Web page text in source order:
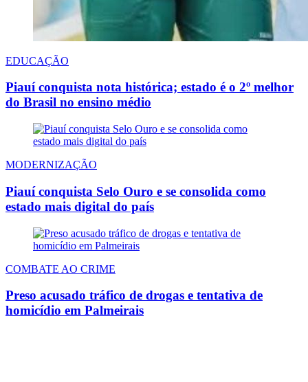
EDUCAÇÃO
Piauí conquista nota histórica; estado é o 2º melhor
do Brasil no ensino médio
MODERNIZAÇÃO
Piauí conquista Selo Ouro e se consolida como
estado mais digital do país
COMBATE AO CRIME
Preso acusado tráfico de drogas e tentativa de
homicídio em Palmeirais